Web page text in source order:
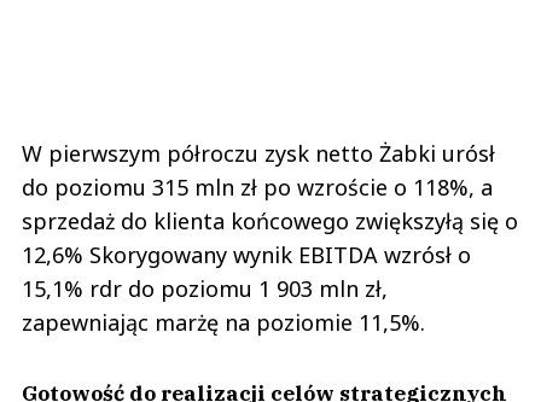
W pierwszym półroczu zysk netto Żabki urósł
do poziomu 315 mln zł po wzroście o 118%, a
sprzedaż do klienta końcowego zwiększyłą się o
12,6% Skorygowany wynik EBITDA wzrósł o
15,1% rdr do poziomu 1 903 mln zł,
zapewniając marżę na poziomie 11,5%.
Gotowość do realizacji celów strategicznych